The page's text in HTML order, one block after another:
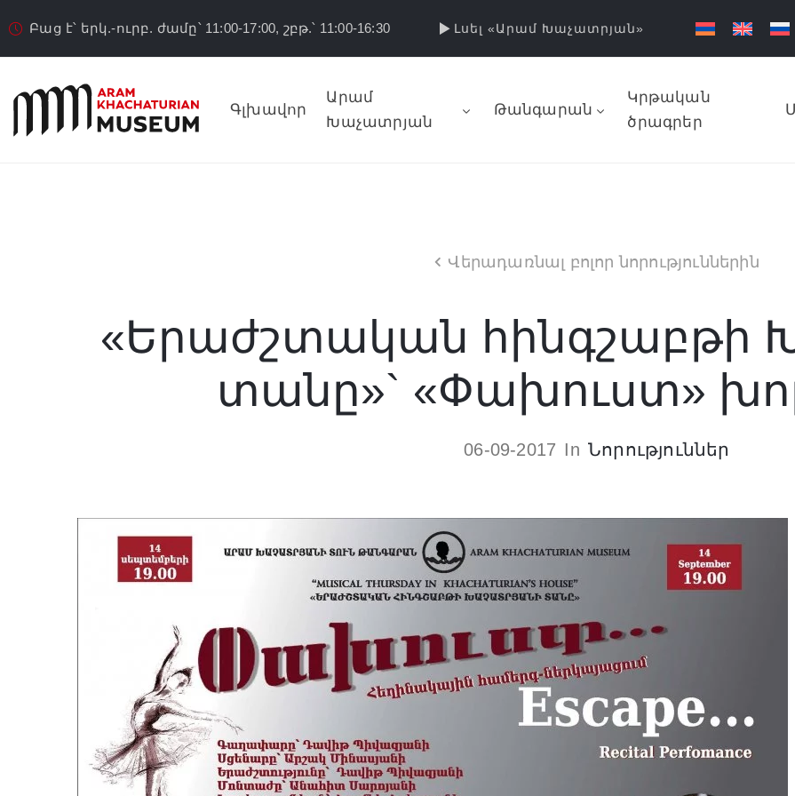
Բաց է՝ երկ.-ուրբ. ժամը՝ 11:00-17:00, շբթ.՝ 11:00-16:30 Լսել «Արամ Խաչատրյան»
Գլխավոր
Արամ
Խաչատրյան
Թանգարան
Կրթական
ծրագրեր
Վերադառնալ բոլոր նորություններին
«Երաժշտական հինգշաբթի
տանը»` «Փախուստ»
06-09-2017 In Նորություններ